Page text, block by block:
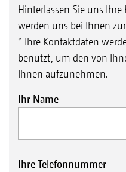
Hinterlassen Sie uns
werden uns bei Ihnen
* Ihre Kontaktdaten
benutzt, um den von
Ihnen aufzunehmen.
Ihr Name
Ihre Telefonnummer